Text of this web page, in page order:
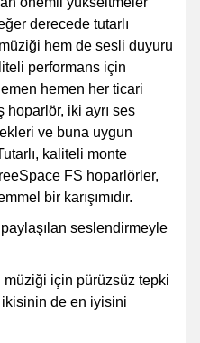
derecede tutarlı
hem de sesli duyuru
performans için
hemen her ticari
iki ayrı ses
ve buna uygun
kaliteli monte
FS hoparlörler,
bir karışımıdır.
seslendirmeyle
için pürüzsüz tepki
de en iyisini